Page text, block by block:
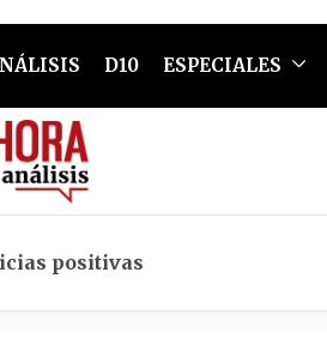
D10 ESPECIALES
positivas